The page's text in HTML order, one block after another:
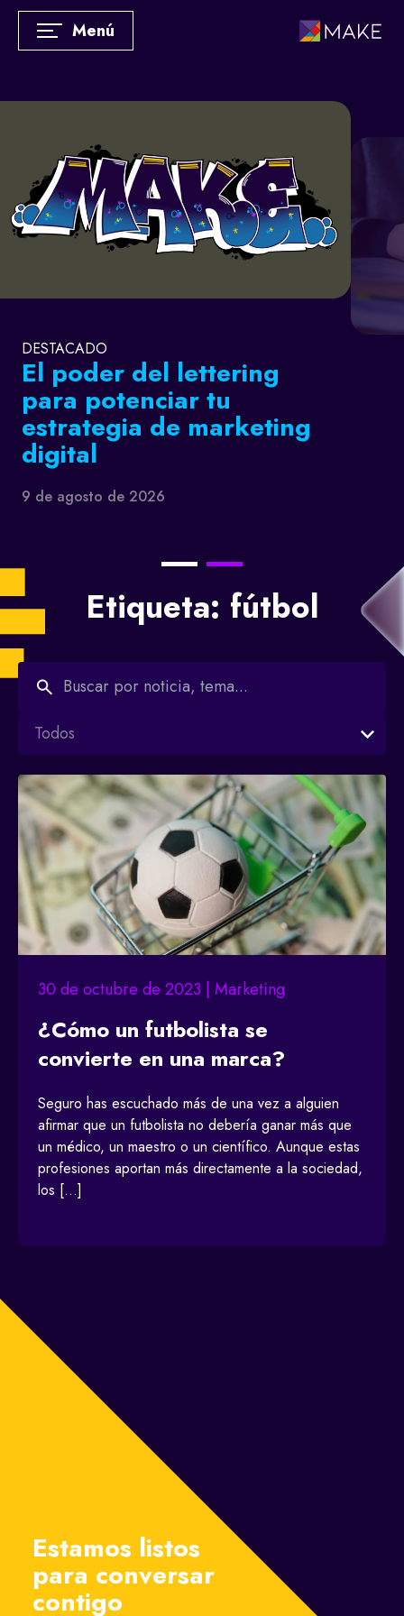
Menú
DESTACADO
El poder del lettering
para potenciar tu
estrategia de marketing
digital
9 de agosto de 2026
Etiqueta: fútbol
Todos
30 de octubre de 2023 | Marketing
¿Cómo un futbolista se
convierte en una marca?
Seguro has escuchado más de una vez a alguien
afirmar que un futbolista no debería ganar más que
un médico, un maestro o un científico. Aunque estas
profesiones aportan más directamente a la sociedad,
los […]
Estamos listos
para conversar
contigo